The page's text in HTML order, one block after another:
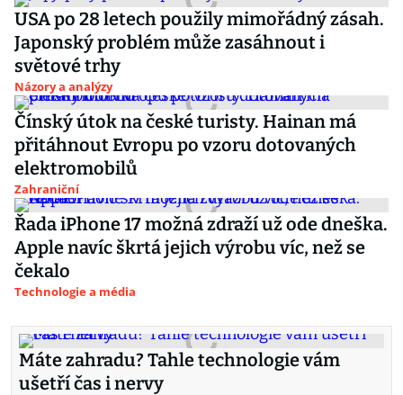
USA po 28 letech použily mimořádný zásah.
Japonský problém může zasáhnout i
světové trhy
Názory a analýzy
Čínský útok na české turisty. Hainan má
přitáhnout Evropu po vzoru dotovaných
elektromobilů
Zahraniční
Řada iPhone 17 možná zdraží už ode dneška.
Apple navíc škrtá jejich výrobu víc, než se
čekalo
Technologie a média
Máte zahradu? Tahle technologie vám
ušetří čas i nervy